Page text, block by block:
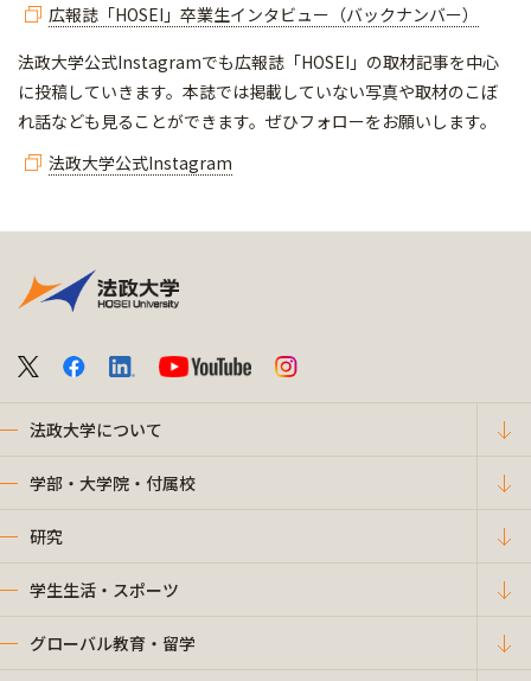
広報誌「HOSEI」卒業生インタビュー（バックナンバー）
法政大学公式Instagramでも広報誌「HOSEI」の取材記事を中心
に投稿していきます。本誌では掲載していない写真や取材のこぼ
れ話なども見ることができます。ぜひフォローをお願いします。
法政大学公式Instagram
法政大学について
学部・大学院・付属校
研究
学生生活・スポーツ
グローバル教育・留学